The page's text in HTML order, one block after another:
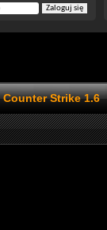
Counter Strike 1.6